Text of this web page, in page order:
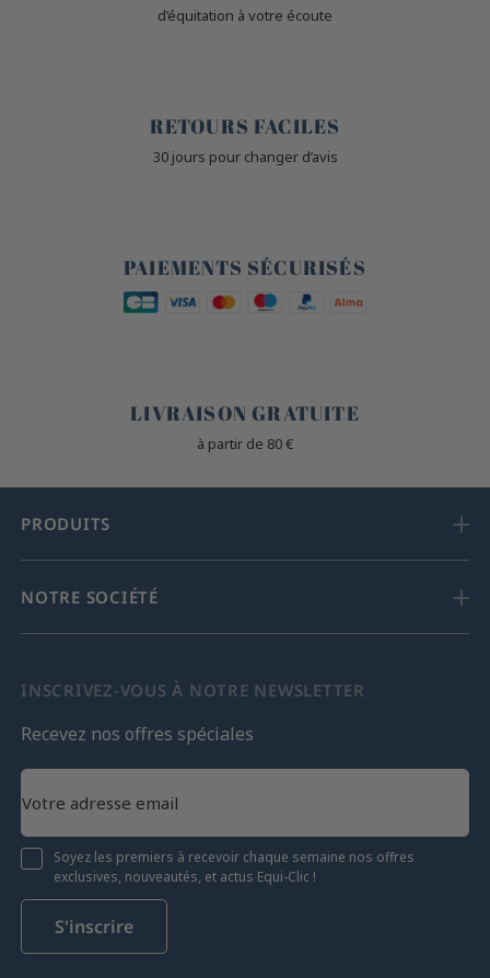
d’équitation à votre écoute
RETOURS FACILES
30 jours pour changer d’avis
PAIEMENTS SÉCURISÉS
LIVRAISON GRATUITE
à partir de 80 €
PRODUITS
NOTRE SOCIÉTÉ
INSCRIVEZ-VOUS À NOTRE NEWSLETTER
Recevez nos offres spéciales
Soyez les premiers à recevoir chaque semaine nos offres
exclusives, nouveautés, et actus Equi-Clic !
S'inscrire